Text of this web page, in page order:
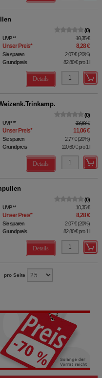
0
UVP** 10,35 €
Unser Preis* 8,28 €
Sie sparen 2,07 €(20%)
Grundpreis
82,80 €pro 1 l
Details
0
UVP** 13,83 €
Unser Preis* 11,06 €
Sie sparen 2,77 €(20%)
Grundpreis
110,60 €pro 1 l
Details
0
UVP** 10,35 €
Unser Preis* 8,28 €
Sie sparen 2,07 €(20%)
Grundpreis
82,80 €pro 1 l
Details
pro Seite